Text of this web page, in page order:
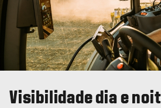
Visibilidade dia e